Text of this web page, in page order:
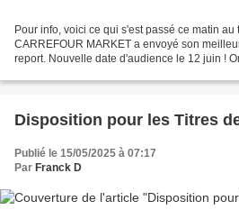
Pour info, voici ce qui s'est passé ce matin
CARREFOUR MARKET a envoyé son
report. Nouvelle date d'audience le 12 juin !
Disposition pour les Titres
Publié le 15/05/2025 à 07:17
Par Franck D